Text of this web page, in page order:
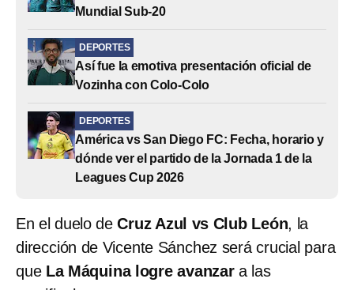
Mundial Sub-20
DEPORTES
Así fue la emotiva presentación oficial de
Vozinha con Colo-Colo
DEPORTES
América vs San Diego FC: Fecha, horario y
dónde ver el partido de la Jornada 1 de la
Leagues Cup 2026
En el duelo deCruz Azul vs Club León, la
dirección de Vicente Sánchez será crucial para
que La Máquina logre avanzara las